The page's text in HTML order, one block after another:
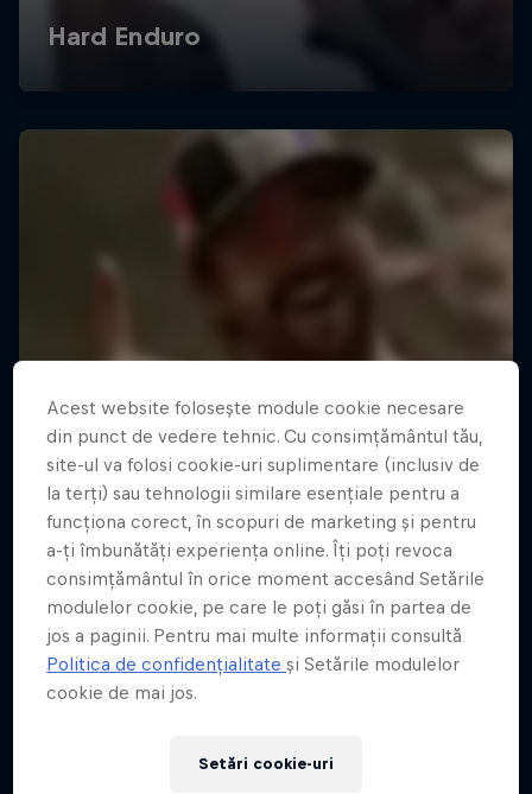
Acest website folosește module cookie necesare
din punct de vedere tehnic. Cu consimțământul tău,
site-ul va folosi cookie-uri suplimentare (inclusiv de
la terți) sau tehnologii similare esențiale pentru a
funcționa corect, în scopuri de marketing și pentru
a-ți îmbunătăți experiența online. Îți poți revoca
consimțământul în orice moment accesând Setările
modulelor cookie, pe care le poți găsi în partea de
jos a paginii. Pentru mai multe informații consultă
Politica de confidențialitateși Setările modulelor
cookie de mai jos.
Setări cookie-uri